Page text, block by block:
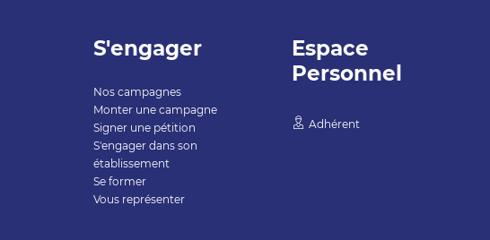
S'engager
Nos campagnes
Monter une campagne
Signer une pétition
S'engager dans son
établissement
Se former
Vous représenter
Espace
Personnel
Adhérent